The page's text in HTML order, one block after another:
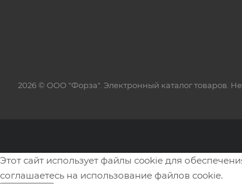
2026 © ООО "Форза". Электронный каталог товаров.
Этот сайт использует файлы cookie для
соглашаетесь на использование файлов cookie.